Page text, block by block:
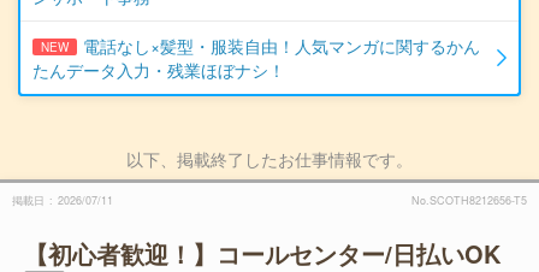
NEW
電話なし×髪型・服装自由！人気マンガに関するかん
たんデータ入力・残業ほぼナシ！
以下、掲載終了したお仕事情報です。
掲載日 2026/07/11 No.SCOTH8212656-T5
【初心者歓迎！】コールセンター/日払いOK